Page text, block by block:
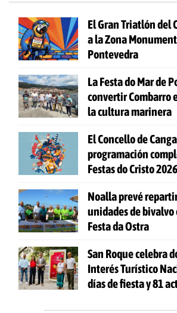
El Gran Triatlón del
a la Zona
Pontevedra
La Festa do Mar de
convertir Combarro
la cultura marinera
El Concello de
programación
Festas do Cristo 2026
Noalla prevé
unidades de bivalvo
Festa da Ostra
San Roque celebra
Interés Turístico
días de fiesta y 81